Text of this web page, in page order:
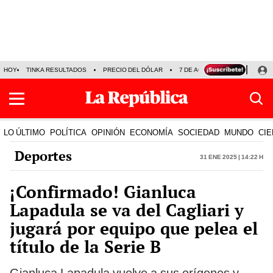
HOY TINKA RESULTADOS PRECIO DEL DÓLAR 7 DE AGOSTO OLLANTA
LO ÚLTIMO POLÍTICA OPINIÓN ECONOMÍA SOCIEDAD MUNDO
Deportes 31 Ene 2025 | 14:22 h
¡Confirmado! Gianluca
Lapadula se va del Cagliari y
jugará por equipo que pelea el
título de la Serie B